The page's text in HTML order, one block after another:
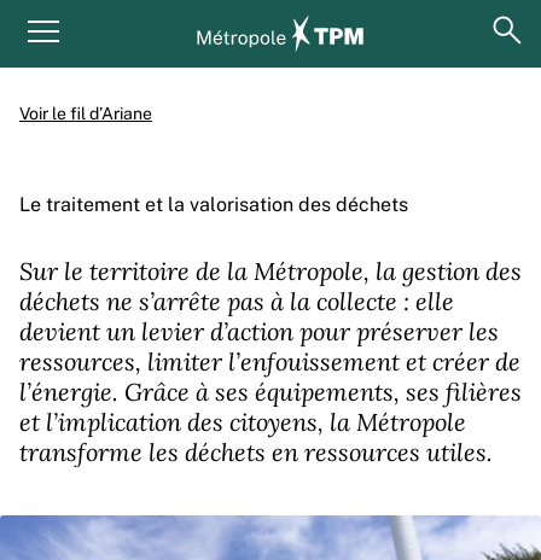
Menu principal
Voir le fil d’Ariane
Le traitement et la valorisation des déchets
Sur le territoire de la Métropole, la gestion des
déchets ne s’arrête pas à la collecte : elle
devient un levier d’action pour préserver les
ressources, limiter l’enfouissement et créer de
l’énergie. Grâce à ses équipements, ses filières
et l’implication des citoyens, la Métropole
transforme les déchets en ressources utiles.